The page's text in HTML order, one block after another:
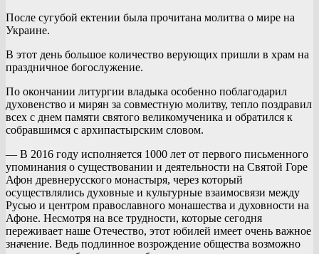
После сугубой ектении была прочитана молитва о мире на
Украине.
В этот день большое количество верующих пришли в храм на
праздничное богослужение.
По окончании литургии владыка особенно поблагодарил
духовенство и мирян за совместную молитву, тепло поздравил
всех с днем памяти святого великомученика и обратился к
собравшимся с архипастырским словом.
— В 2016 году исполняется 1000 лет от первого письменного
упоминания о существовании и деятельности на Святой Горе
Афон древнерусского монастыря, через который
осуществлялись духовные и культурные взаимосвязи между
Русью и центром православного монашества и духовности на
Афоне. Несмотря на все трудности, которые сегодня
переживает наше Отечество, этот юбилей имеет очень важное
значение. Ведь подлинное возрождение общества возможно